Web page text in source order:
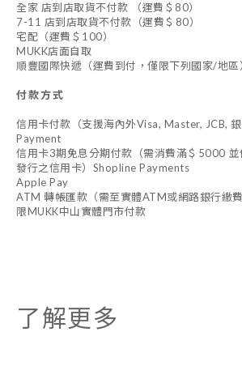
全家 店到店取貨不付款 （運費＄80）
7-11 店到店取貨不付款（運費＄80）
宅配（運費＄100）
MUKK店面自取
順豐國際快遞（運費到付，僅限下列國家/地區
付款方式
信用卡付款（支援海內外Visa, Master, JCB,
Payment
信用卡3期免息分期付款（需消費滿＄5000
發行之信用卡）Shopline Payments
Apple Pay
ATM 轉帳匯款（需至實體ATM或網路銀行繳
限MUKK中山實體門市付款
了解更多